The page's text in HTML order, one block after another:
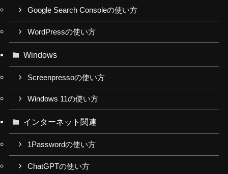
Google Search Consoleの使い方
WordPressの使い方
Windows
Screenpressoの使い方
Windows 11の使い方
インターネット関連
1Passwordの使い方
ChatGPTの使い方